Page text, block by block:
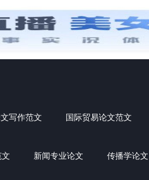
写作范文 国际贸易论文范文
新闻专业论文 传播学论文